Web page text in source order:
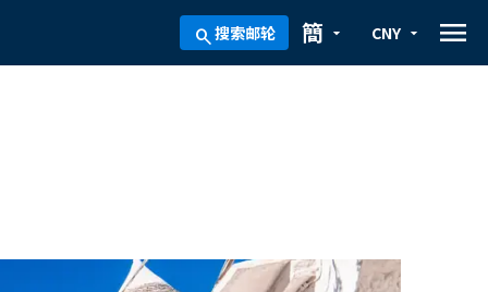
search搜索邮轮 arrow_drop_down
簡 arrow_drop_down
CNY menu